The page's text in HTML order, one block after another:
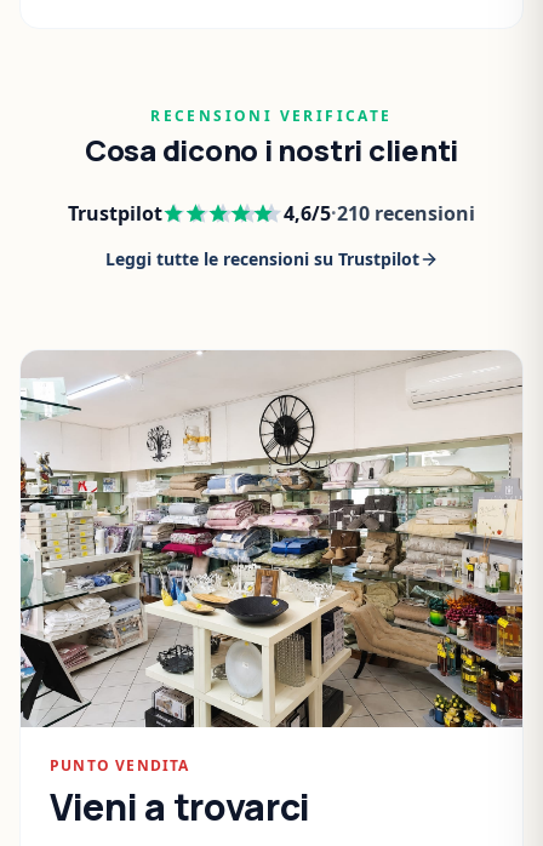
RECENSIONI VERIFICATE
Cosa dicono i nostri clienti
Trustpilot 4,6/5·210 recensioni
Leggi tutte le recensioni su Trustpilot
PUNTO VENDITA
Vieni a trovarci